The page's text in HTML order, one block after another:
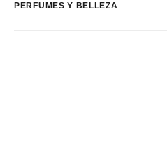
PERFUMES Y BELLEZA